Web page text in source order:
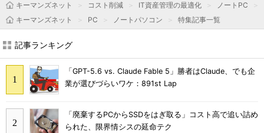
キーマンズネット コスト削減 IT資産管理の最適化 ノートPC
キーマンズネット
PC ノートパソコン 特集記事一覧
記事ランキング
「GPT-5.6 vs. Claude Fable 5」勝者はClaude、でも企
業が選びづらいワケ：891st Lap
「廃棄するPCからSSDをはぎ取る」コスト高で追い詰め
られた、限界情シスの延命テク